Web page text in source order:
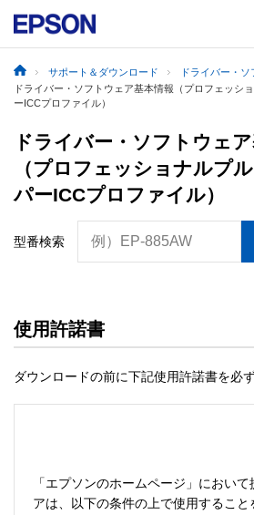
サポート＆ダウンロード
ドライバー・
ドライバー・ソフトウェア基本情報（プロフェッシ
ーICCプロファイル）
ドライバー・ソフトウェ
（プロフェッショナルプ
パーICCプロファイル）
型番検索 例）EP-885AW
使用許諾書
ダウンロードの前に下記使用許諾書を必
「エプソンのホームページ」におい
アは、以下の条件の上で使用するこ